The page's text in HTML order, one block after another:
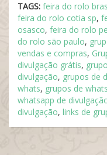
TAGS: feira do rolo
feira do rolo cotia sp,
osasco, feira do rolo
do rolo são paulo,
vendas e compras,
divulgação grátis,
divulgação, grupos de
whats, grupos de
whatsapp de
divulgação, links de